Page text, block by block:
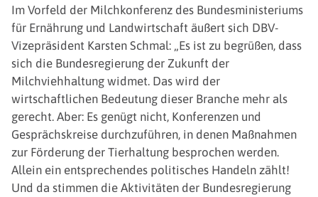
Im Vorfeld der Milchkonferenz des Bundesministeriums
für Ernährung und Landwirtschaft äußert sich DBV-
Vizepräsident Karsten Schmal: „Es ist zu begrüßen, dass
sich die Bundesregierung der Zukunft der
Milchviehhaltung widmet. Das wird der
wirtschaftlichen Bedeutung dieser Branche mehr als
gerecht. Aber: Es genügt nicht, Konferenzen und
Gesprächskreise durchzuführen, in denen Maßnahmen
zur Förderung der Tierhaltung besprochen werden.
Allein ein entsprechendes politisches Handeln zählt!
Und da stimmen die Aktivitäten der Bundesregierung